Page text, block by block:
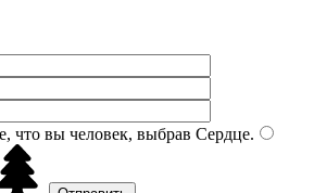
что вы человек, выбрав Сердце.